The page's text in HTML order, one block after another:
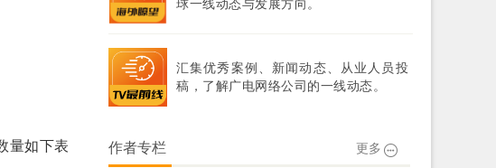
量如下表
球一线动态与发展方向。
汇集优秀案例、新闻动态、从业人员投
稿，了解广电网络公司的一线动态。
作者专栏 更多